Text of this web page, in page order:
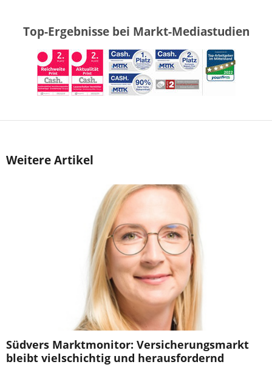
Top-Ergebnisse bei Markt-Mediastudien
Weitere Artikel
Südvers Marktmonitor: Versicherungsmarkt
bleibt vielschichtig und herausfordernd